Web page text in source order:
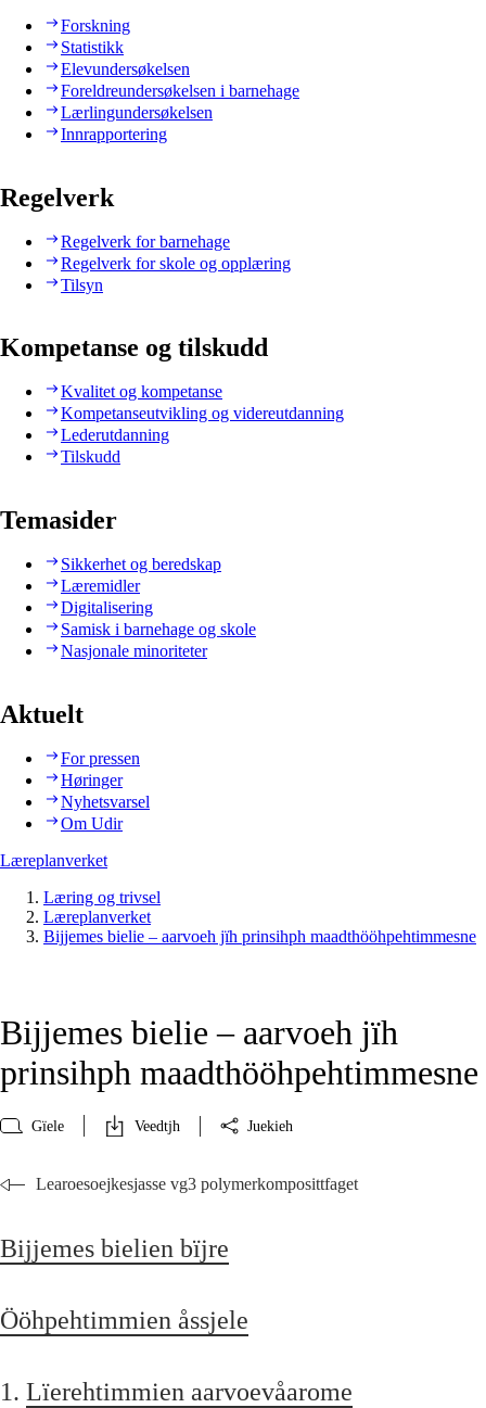
Forskning
Statistikk
Elevundersøkelsen
Foreldreundersøkelsen i barnehage
Lærlingundersøkelsen
Innrapportering
Regelverk
Regelverk for barnehage
Regelverk for skole og opplæring
Tilsyn
Kompetanse og tilskudd
Kvalitet og kompetanse
Kompetanseutvikling og videreutdanning
Lederutdanning
Tilskudd
Temasider
Sikkerhet og beredskap
Læremidler
Digitalisering
Samisk i barnehage og skole
Nasjonale minoriteter
Aktuelt
For pressen
Høringer
Nyhetsvarsel
Om Udir
Læreplanverket
Læring og trivsel
Læreplanverket
Bijjemes bielie – aarvoeh jïh prinsihph maadthööhpehtimmesne
Bijjemes bielie – aarvoeh jïh
prinsihph maadthööhpehtimmesne
Gïele Veedtjh Juekieh
Learoesoejkesjasse vg3 polymerkomposittfaget
Bijjemes bielien bïjre
Ööhpehtimmien åssjele
1. Lïerehtimmien aarvoevåarome